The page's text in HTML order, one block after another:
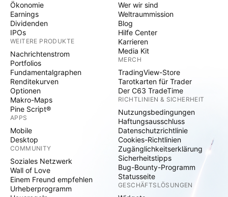
Ökonomie
Earnings
Dividenden
IPOs
WEITERE PRODUKTE
Nachrichtenstrom
Portfolios
Fundamentalgraphen
Renditekurven
Optionen
Makro-Maps
Pine Script®
APPS
Mobile
Desktop
COMMUNITY
Soziales Netzwerk
Wall of Love
Einem Freund empfehlen
Urheberprogramm
Wer wir sind
Weltraummission
Blog
Hilfe Center
Karrieren
Media Kit
MERCH
TradingView-Store
Tarotkarten für Trader
Der C63 TradeTime
RICHTLINIEN & SICHERHEIT
Nutzungsbedingungen
Haftungsausschluss
Datenschutzrichtlinie
Cookies-Richtlinien
Zugänglichkeitserklärung
Sicherheitstipps
Bug-Bounty-Programm
Statusseite
GESCHÄFTSLÖSUNGEN